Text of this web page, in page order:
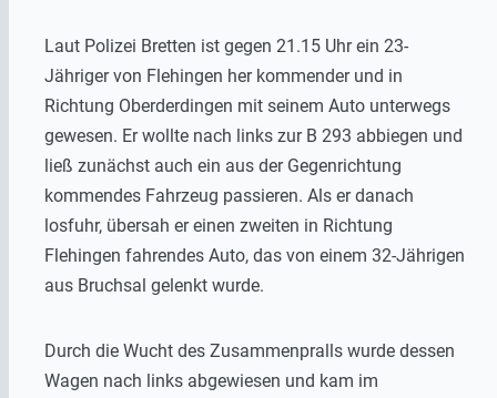
Laut Polizei Bretten ist gegen 21.15 Uhr ein 23-
Jähriger von Flehingen her kommender und in
Richtung Oberderdingen mit seinem Auto unterwegs
gewesen. Er wollte nach links zur B 293 abbiegen und
ließ zunächst auch ein aus der Gegenrichtung
kommendes Fahrzeug passieren. Als er danach
losfuhr, übersah er einen zweiten in Richtung
Flehingen fahrendes Auto, das von einem 32-Jährigen
aus Bruchsal gelenkt wurde.
Durch die Wucht des Zusammenpralls wurde dessen
Wagen nach links abgewiesen und kam im